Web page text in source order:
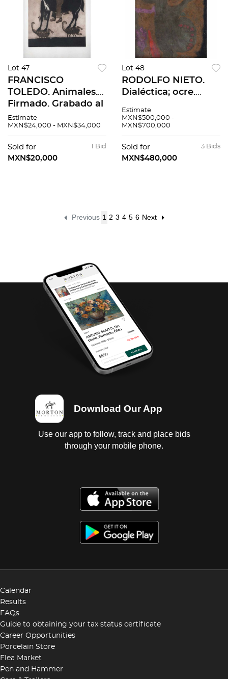
Lot 47
FRANCISCO
TOLEDO. Animales.
Firmado. Grabado al
aguafuerte y
aguatinta 140 / 150.
totales
Estimate
MXN$24,000 - MXN$34,000
1 Bid
Sold for
MXN$20,000
Lot 48
RODOLFO NIETO.
Dialéctica; ocre.
al reverso.Óleo sobre
tela. 80 x 65 cm. Con
Estimate
MXN$500,000 -
MXN$700,000
3 Bids
Sold for
MXN$480,000
Previous 1 2 3 4 5 6 Next
Download Our App
Use our app to follow, track and place bids
through your mobile phone.
Calendar
Results
FAQs
Guide to obtaining your tax status certificate
Career Opportunities
Porcelain Store
Flea Market
Pen and Hammer